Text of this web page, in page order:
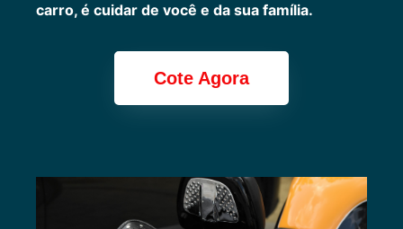
carro, é cuidar de você e da sua família.
Cote Agora